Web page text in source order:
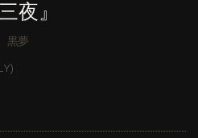
夜』
黒夢